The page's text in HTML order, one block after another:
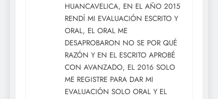
HUANCAVELICA, EN EL AÑO 2015
RENDÍ MI EVALUACIÓN ESCRITO Y
ORAL, EL ORAL ME
DESAPROBARON NO SE POR QUÉ
RAZÓN Y EN EL ESCRITO APROBÉ
CON AVANZADO, EL 2016 SOLO
ME REGISTRE PARA DAR MI
EVALUACIÓN SOLO ORAL Y EL